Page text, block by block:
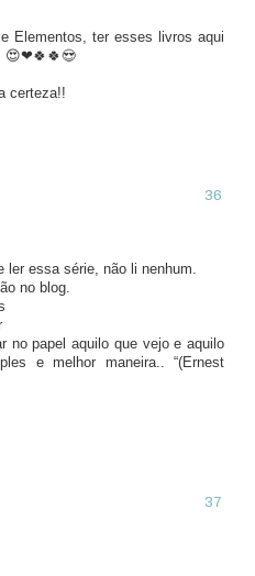
Elementos, ter esses livros aqui
😍❤🍀🍀😍
certeza!!
ler essa série, não li nenhum.
no blog.
no papel aquilo que vejo e aquilo
e melhor maneira.. “(Ernest